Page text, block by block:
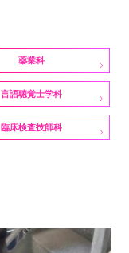
薬業科
言語聴覚士学科
臨床検査技師科